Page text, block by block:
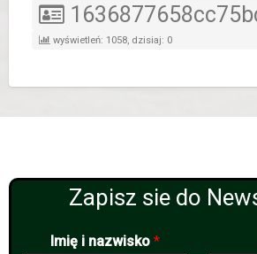
ID ogłoszenia
wyświetleń: 1058, dzisiaj: 0
Zapisz sie do
Imię i nazwisko *